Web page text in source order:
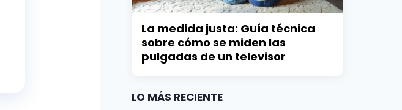
La medida justa: Guía técnica
sobre cómo se miden las
pulgadas de un televisor
LO MÁS RECIENTE